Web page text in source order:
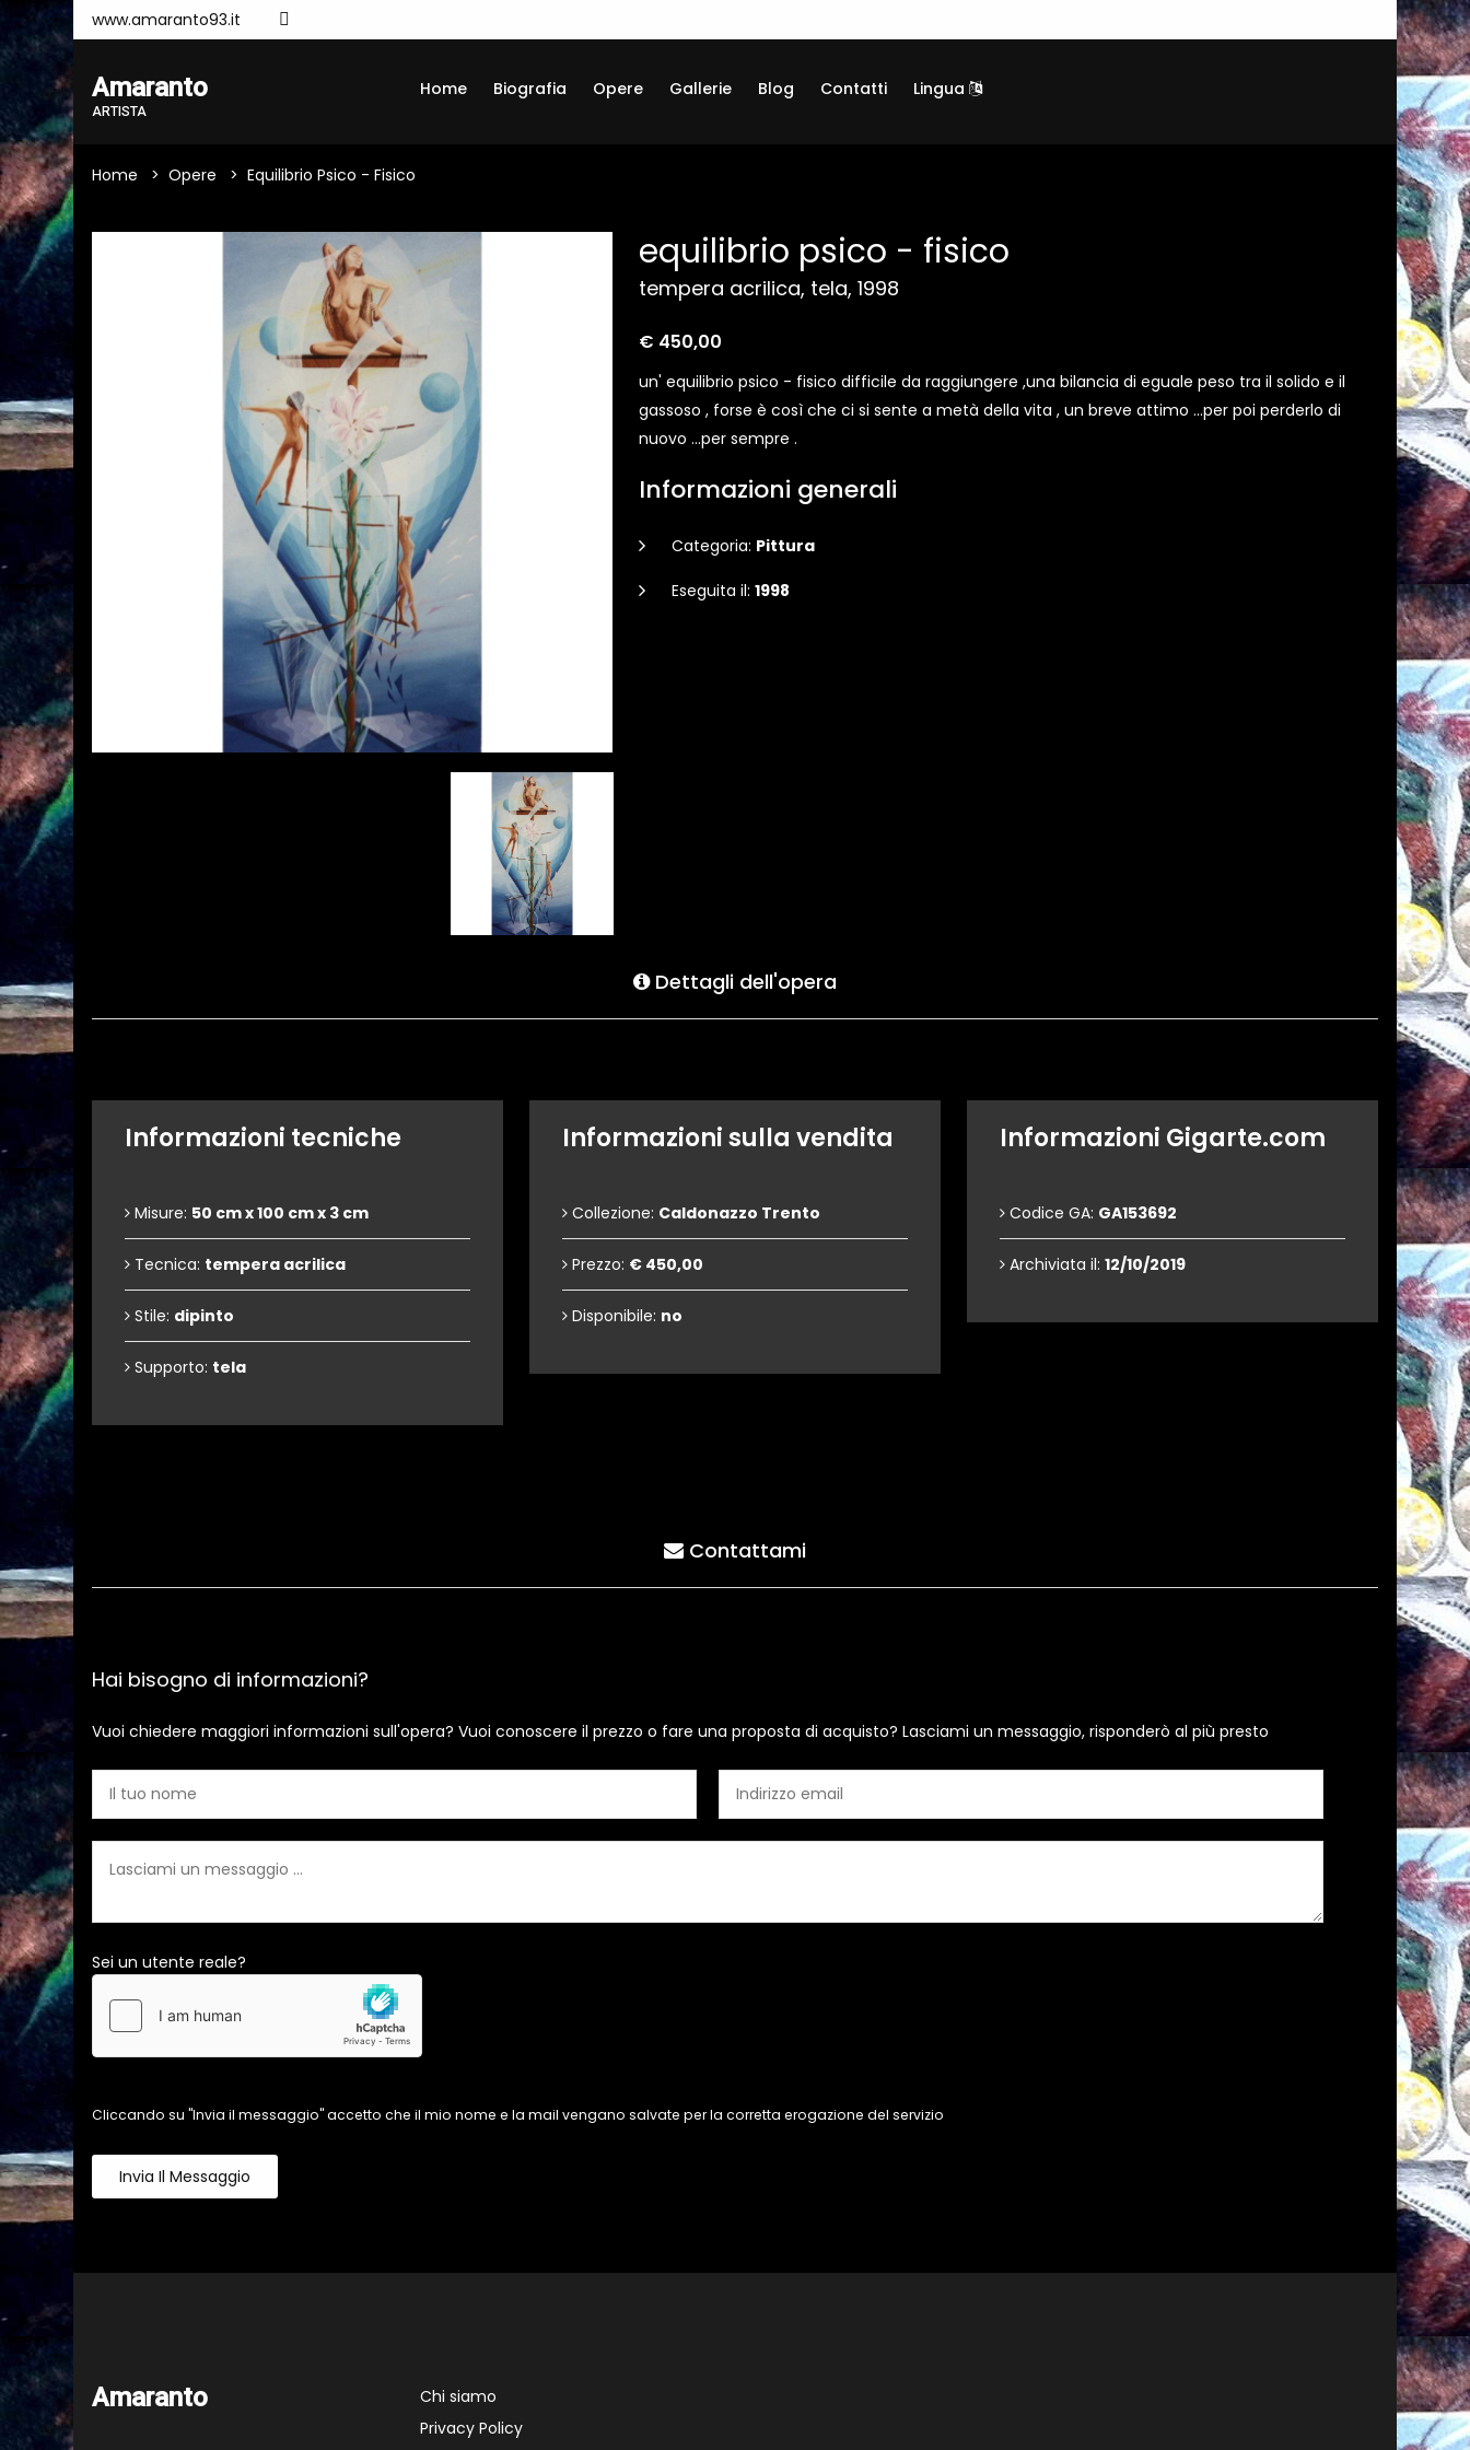
www.amaranto93.it
Amaranto
ARTISTA
Home Biografia Opere Gallerie Blog Contatti Lingua
Home Opere Equilibrio Psico - Fisico
equilibrio psico - fisico
tempera acrilica, tela, 1998
€ 450,00
un' equilibrio psico - fisico difficile da raggiungere ,una bilancia di eguale peso tra il solido e il
gassoso , forse è così che ci si sente a metà della vita , un breve attimo ...per poi perderlo di
nuovo ...per sempre .
Informazioni generali
Categoria: Pittura
Eseguita il: 1998
Dettagli dell'opera
Informazioni tecniche
Misure: 50 cm x 100 cm x 3 cm
Tecnica: tempera acrilica
Stile: dipinto
Supporto: tela
Informazioni sulla vendita
Collezione: Caldonazzo Trento
Prezzo: € 450,00
Disponibile: no
Informazioni Gigarte.com
Codice GA: GA153692
Archiviata il: 12/10/2019
Contattami
Hai bisogno di informazioni?
Vuoi chiedere maggiori informazioni sull'opera? Vuoi conoscere il prezzo o fare una proposta di acquisto? Lasciami un messaggio, risponderò al più presto
Sei un utente reale?
Cliccando su "Invia il messaggio" accetto che il mio nome e la mail vengano salvate per la corretta erogazione del servizio
Invia Il Messaggio
Amaranto
Chi siamo
Privacy Policy